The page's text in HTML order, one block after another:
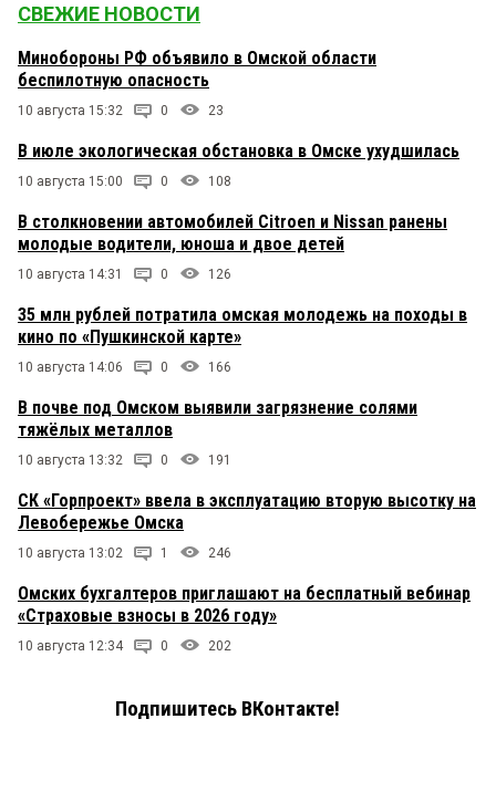
СВЕЖИЕ НОВОСТИ
Минобороны РФ объявило в Омской области
беспилотную опасность
10 августа 15:32 0 23
В июле экологическая обстановка в Омске ухудшилась
10 августа 15:00 0 108
В столкновении автомобилей Citroen и Nissan ранены
молодые водители, юноша и двое детей
10 августа 14:31 0 126
35 млн рублей потратила омская молодежь на походы в
кино по «Пушкинской карте»
10 августа 14:06 0 166
В почве под Омском выявили загрязнение солями
тяжёлых металлов
10 августа 13:32 0 191
СК «Горпроект» ввела в эксплуатацию вторую высотку на
Левобережье Омска
10 августа 13:02 1 246
Омских бухгалтеров приглашают на бесплатный вебинар
«Страховые взносы в 2026 году»
10 августа 12:34 0 202
Подпишитесь ВКонтакте!